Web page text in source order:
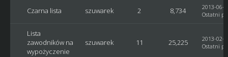
Czarna lista szuwarek 2 8,734
2013-06-
Ostatni
Lista
zawodników na
wypożyczenie
szuwarek 11 25,225
2013-02-
Ostatni